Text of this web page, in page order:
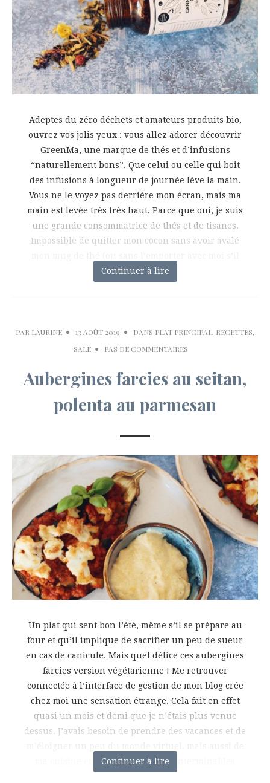
Adeptes du zéro déchets et amateurs produits bio,
ouvrez vos jolis yeux : vous allez adorer découvrir
GreenMa, une marque de thés et d’infusions
“naturellement bons”. Que celui ou celle qui boit
des infusions à longueur de journée lève la main.
Vous ne le voyez pas derrière mon écran, mais ma
main est levée très très haut. Parce que oui, je suis
une grande consommatrice de thés et de tisanes.
Impossible de quitter mon cocon sans avoir avalé
n’est pas
Continuer à lire
PAR LAURINE 13 AOÛT 2019 DANS PLAT PRINCIPAL, RECETTES,
SALÉ
PAS DE COMMENTAIRES
Aubergines farcies au seitan,
polenta au parmesan
Un plat qui sent bon l’été, même s’il se prépare au
four et qu’il implique de sacrifier un peu de sueur
en cas de canicule. Mais quel délice ces aubergines
farcies version végétarienne ! Me retrouver
connectée à l’interface de gestion de mon blog crée
chez moi une sensation étrange. Cela fait en effet
quasi un mois et demi que je n’étais plus venue
dessus. J’avais besoin de prendre des vacances et de
ma cuisine et de mes to-do listes interminables
Continuer à lire